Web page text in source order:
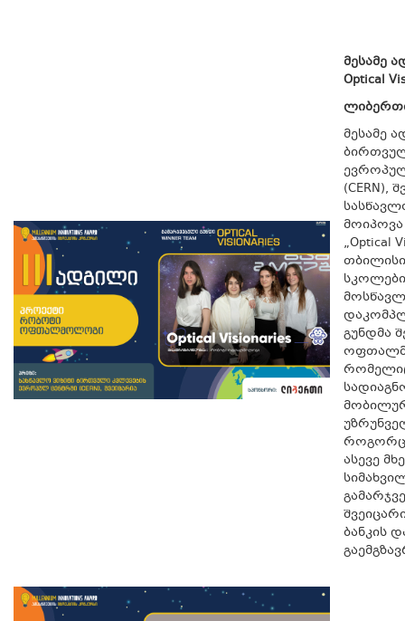
მესამე
Optical
მესამე
(CERN),
„Optical
გუნდმა
როგორც
ასევე
ბანკის